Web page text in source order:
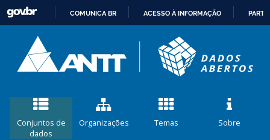
CONTEÚDO
COMUNICA BR ACESSO À INFORMAÇÃO
Conjuntos de
dados
Organizações Temas Sobre